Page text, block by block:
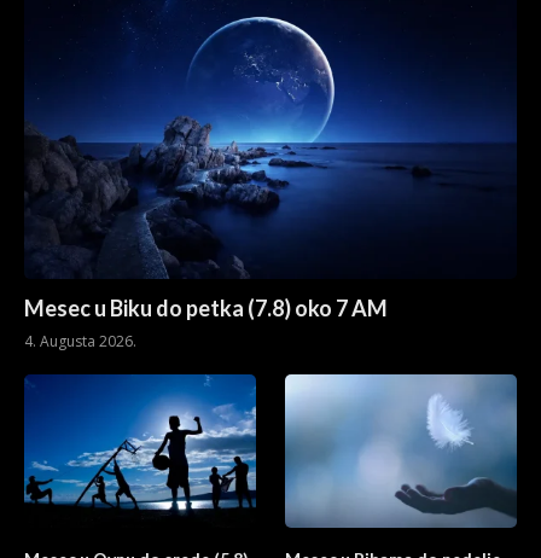
Mesec u Biku do petka (7.8) oko 7 AM
4. Augusta 2026.